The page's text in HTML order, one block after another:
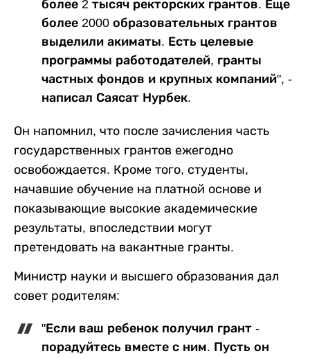
более 2 тысяч ректорских грантов. Еще
более 2000 образовательных грантов
выделили акиматы. Есть целевые
программы работодателей, гранты
частных фондов и крупных компаний", -
написал Саясат Нурбек.
Он напомнил, что после зачисления часть
государственных грантов ежегодно
освобождается. Кроме того, студенты,
начавшие обучение на платной основе и
показывающие высокие академические
результаты, впоследствии могут
претендовать на вакантные гранты.
Министр науки и высшего образования дал
совет родителям:
"Если ваш ребенок получил грант -
порадуйтесь вместе с ним. Пусть он